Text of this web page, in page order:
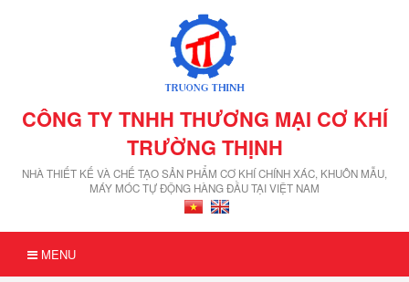
CÔNG TY TNHH THƯƠNG MẠI CƠ KHÍ
TRƯỜNG THỊNH
NHÀ THIẾT KẾ VÀ CHẾ TẠO SẢN PHẨM CƠ KHÍ CHÍNH XÁC, KHUÔN MẪU,
MÁY MÓC TỰ ĐỘNG HÀNG ĐẦU TẠI VIỆT NAM
MENU